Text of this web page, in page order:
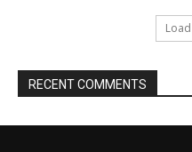
RECENT COMMENTS